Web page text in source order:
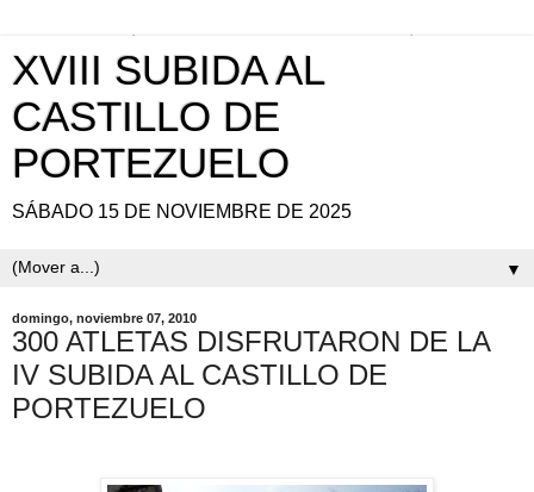
XVIII SUBIDA AL
CASTILLO DE
PORTEZUELO
SÁBADO 15 DE NOVIEMBRE DE 2025
▼
domingo, noviembre 07, 2010
300 ATLETAS DISFRUTARON DE LA
IV SUBIDA AL CASTILLO DE
PORTEZUELO